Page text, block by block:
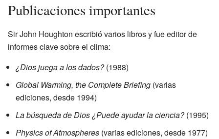
Publicaciones importantes
Sir John Houghton escribió varios libros y fue editor de
informes clave sobre el clima:
¿Dios juega a los dados?(1988)
Global Warming, the Complete Briefing (varias
ediciones, desde 1994)
La búsqueda de Dios ¿Puede ayudar la ciencia?(1995)
Physics of Atmospheres (varias ediciones, desde 1977)